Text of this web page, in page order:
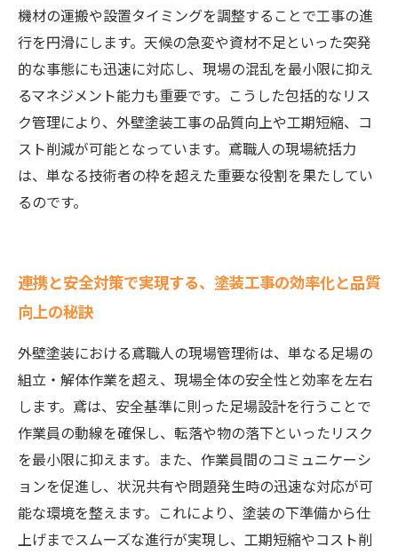
機材の運搬や設置タイミングを調整することで工事の進
行を円滑にします。天候の急変や資材不足といった突発
的な事態にも迅速に対応し、現場の混乱を最小限に抑え
るマネジメント能力も重要です。こうした包括的なリス
ク管理により、外壁塗装工事の品質向上や工期短縮、コ
スト削減が可能となっています。鳶職人の現場統括力
は、単なる技術者の枠を超えた重要な役割を果たしてい
るのです。
連携と安全対策で実現する、塗装工事の効率化と品質
向上の秘訣
外壁塗装における鳶職人の現場管理術は、単なる足場の
組立・解体作業を超え、現場全体の安全性と効率を左右
します。鳶は、安全基準に則った足場設計を行うことで
作業員の動線を確保し、転落や物の落下といったリスク
を最小限に抑えます。また、作業員間のコミュニケーシ
ョンを促進し、状況共有や問題発生時の迅速な対応が可
能な環境を整えます。これにより、塗装の下準備から仕
上げまでスムーズな進行が実現し、工期短縮やコスト削